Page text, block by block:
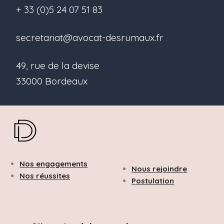
+ 33 (0)5 24 07 51 83
secretariat@avocat-desrumaux.fr
49, rue de la devise
33000 Bordeaux
Nous rejoindre
Postulation
Nos engagements
Nos réussites